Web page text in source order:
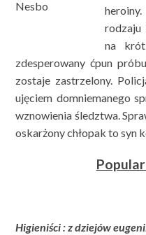
rodzaju
na
zdesperowany ćpun
zostaje zastrzelony.
ujęciem domniemanego
wznowienia śledztwa.
oskarżony chłopak to syn
Higieniści : z dziejów